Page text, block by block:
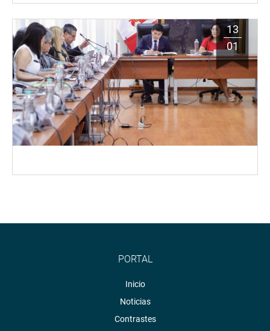
13
01
PORTAL
Inicio
Noticias
Contrastes